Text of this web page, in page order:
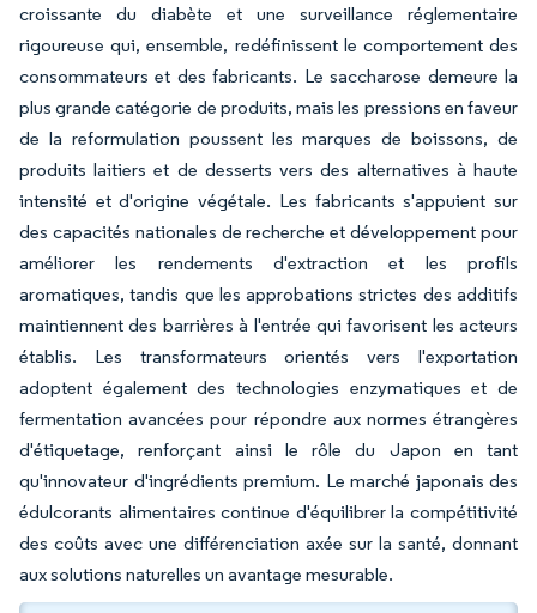
croissante du diabète et une surveillance réglementaire
rigoureuse qui, ensemble, redéfinissent le comportement des
consommateurs et des fabricants. Le saccharose demeure la
plus grande catégorie de produits, mais les pressions en faveur
de la reformulation poussent les marques de boissons, de
produits laitiers et de desserts vers des alternatives à haute
intensité et d'origine végétale. Les fabricants s'appuient sur
des capacités nationales de recherche et développement pour
améliorer les rendements d'extraction et les profils
aromatiques, tandis que les approbations strictes des additifs
maintiennent des barrières à l'entrée qui favorisent les acteurs
établis. Les transformateurs orientés vers l'exportation
adoptent également des technologies enzymatiques et de
fermentation avancées pour répondre aux normes étrangères
d'étiquetage, renforçant ainsi le rôle du Japon en tant
qu'innovateur d'ingrédients premium. Le marché japonais des
édulcorants alimentaires continue d'équilibrer la compétitivité
des coûts avec une différenciation axée sur la santé, donnant
aux solutions naturelles un avantage mesurable.